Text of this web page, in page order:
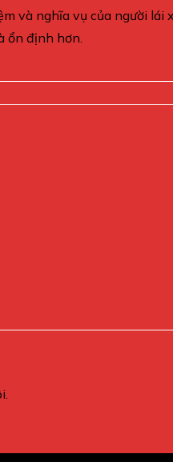
và nghĩa vụ của người
ổn định hơn.